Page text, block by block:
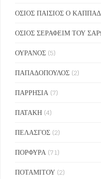
ΟΣΙΟΣ ΠΑΙΣΙΟΣ Ο
ΟΣΙΟΣ ΣΕΡΑΦΕΙΜ ΤΟΥ
ΟΥΡΑΝΟΣ (5)
ΠΑΠΑΔΟΠΟΥΛΟΣ (2)
ΠΑΡΡΗΣΙΑ (7)
ΠΑΤΑΚΗ (4)
ΠΕΛΑΣΓΟΣ (2)
ΠΟΡΦΥΡΑ (71)
ΠΟΤΑΜΙΤΟΥ (2)